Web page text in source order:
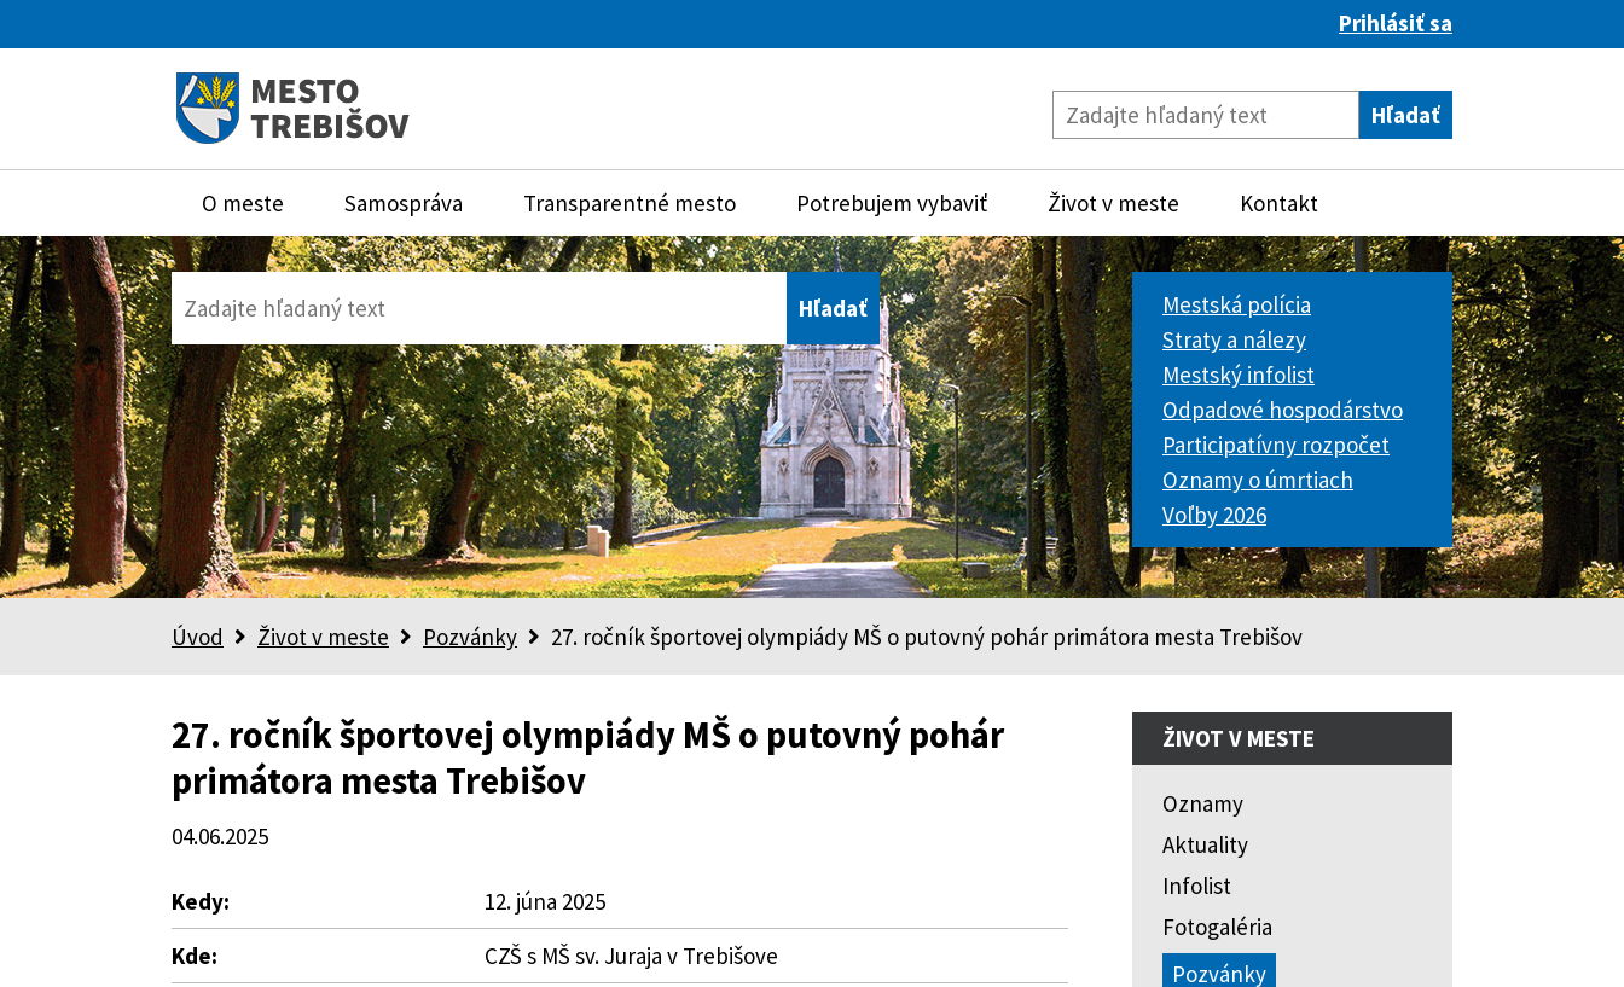
Prihlásiť sa
O meste Samospráva Transparentné mesto Potrebujem vybaviť Život v meste Kontakt
Mestská polícia
Straty a nálezy
Mestský infolist
Odpadové hospodárstvo
Participatívny rozpočet
Oznamy o úmrtiach
Voľby 2026
Úvod Život v meste Pozvánky 27. ročník športovej olympiády MŠ o putovný pohár primátora mesta Trebišov
ŽIVOT V MESTE
Oznamy
Aktuality
Infolist
Fotogaléria
Pozvánky
27. ročník športovej olympiády MŠ o putovný pohár
primátora mesta Trebišov
04.06.2025
Kedy:
12. júna 2025
Kde:
CZŠ s MŠ sv. Juraja v Trebišove